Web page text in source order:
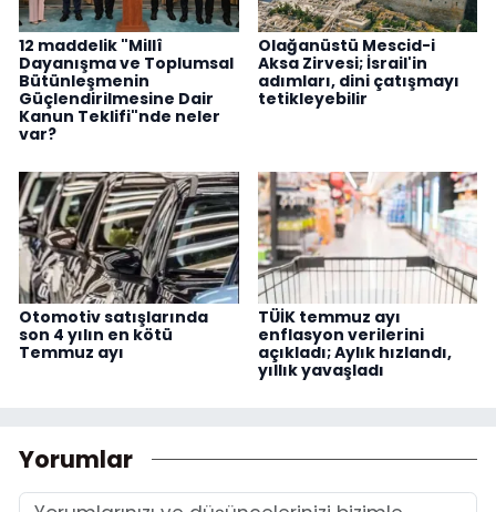
12 maddelik "Millî
Dayanışma ve Toplumsal
Bütünleşmenin
Güçlendirilmesine Dair
Kanun Teklifi"nde neler
var?
Olağanüstü Mescid-i
Aksa Zirvesi; İsrail'in
adımları, dini çatışmayı
tetikleyebilir
Otomotiv satışlarında
son 4 yılın en kötü
Temmuz ayı
TÜİK temmuz ayı
enflasyon verilerini
açıkladı; Aylık hızlandı,
yıllık yavaşladı
Yorumlar